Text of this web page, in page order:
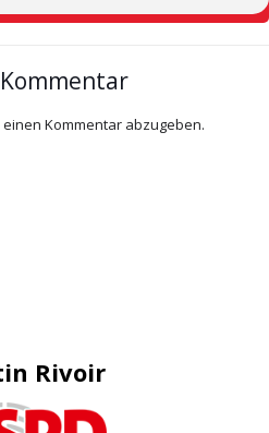
einen Kommentar abzugeben.
Rivoir